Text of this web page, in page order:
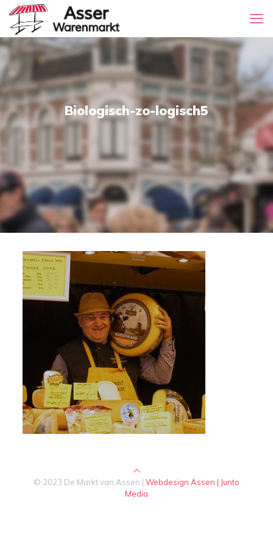
Biologisch-zo-logisch5
© 2023 De Markt van Assen | Webdesign Assen | Junto
Media